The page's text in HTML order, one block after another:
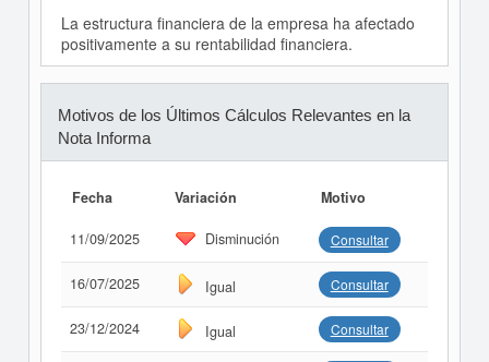
La estructura financiera de la empresa ha afectado
positivamente a su rentabilidad financiera.
Motivos de los Últimos Cálculos Relevantes en la
Nota Informa
Fecha Variación Motivo
11/09/2025 Disminución Consultar
16/07/2025 Igual Consultar
23/12/2024 Igual Consultar